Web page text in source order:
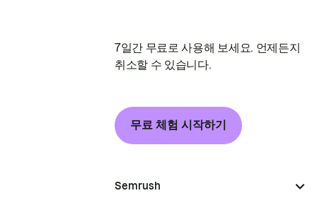
7일간 무료로 사용해 보세요. 언제든지
취소할 수 있습니다.
무료 체험 시작하기
Semrush